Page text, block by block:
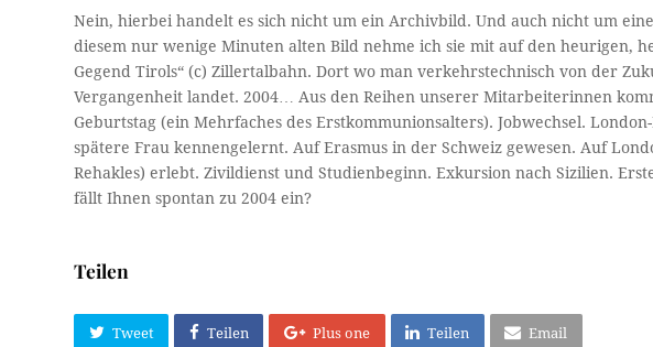
Nein, hierbei handelt es sich nicht um ein Archivbild. Und auch nicht um
diesem nur wenige Minuten alten Bild nehme ich sie mit auf den heurigen,
Gegend Tirols“ (c) Zillertalbahn. Dort wo man verkehrstechnisch von der
Vergangenheit landet. 2004… Aus den Reihen unserer Mitarbeiterinnen
Geburtstag (ein Mehrfaches des Erstkommunionsalters). Jobwechsel.
spätere Frau kennengelernt. Auf Erasmus in der Schweiz gewesen. Auf
Rehakles) erlebt. Zivildienst und Studienbeginn. Exkursion nach Sizilien.
fällt Ihnen spontan zu 2004 ein?
Teilen
Tweet Teilen Plus one Teilen Email